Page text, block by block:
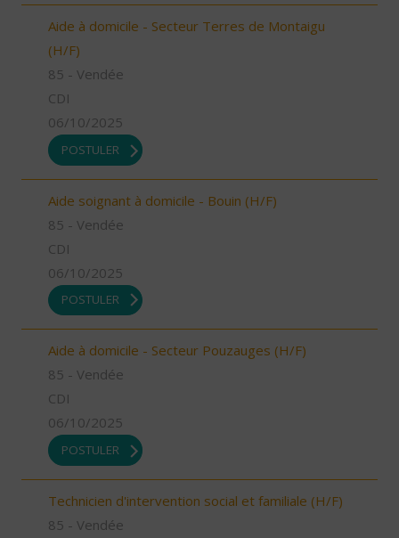
Aide à domicile - Secteur Terres de Montaigu
(H/F)
85 - Vendée
CDI
06/10/2025
POSTULER
Aide soignant à domicile - Bouin (H/F)
85 - Vendée
CDI
06/10/2025
POSTULER
Aide à domicile - Secteur Pouzauges (H/F)
85 - Vendée
CDI
06/10/2025
POSTULER
Technicien d'intervention social et familiale (H/F)
85 - Vendée